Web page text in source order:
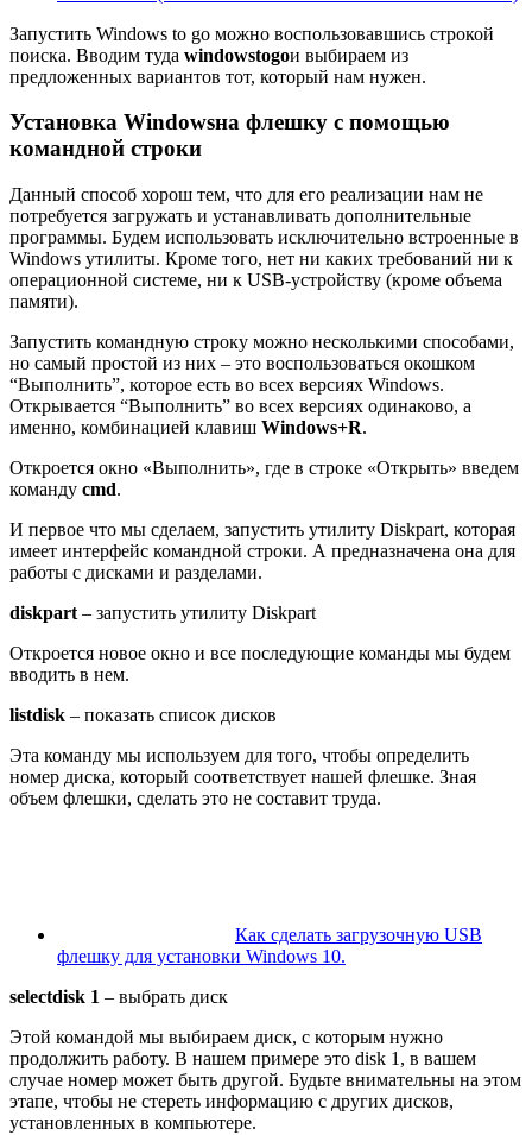
Запустить Windows to go можно воспользовавшись строкой
поиска. Вводим туда windowstogoи выбираем из
предложенных вариантов тот, который нам нужен.
Установка Windowsна флешку с помощью
командной строки
Данный способ хорош тем, что для его реализации нам не
потребуется загружать и устанавливать дополнительные
программы. Будем использовать исключительно встроенные в
Windows утилиты. Кроме того, нет ни каких требований ни к
операционной системе, ни к USB-устройству (кроме объема
памяти).
Запустить командную строку можно несколькими способами,
но самый простой из них – это воспользоваться окошком
“Выполнить”, которое есть во всех версиях Windows.
Открывается “Выполнить” во всех версиях одинаково, а
именно, комбинацией клавиш Windows+R.
Откроется окно «Выполнить», где в строке «Открыть» введем
команду cmd.
И первое что мы сделаем, запустить утилиту Diskpart, которая
имеет интерфейс командной строки. А предназначена она для
работы с дисками и разделами.
diskpart – запустить утилиту Diskpart
Откроется новое окно и все последующие команды мы будем
вводить в нем.
listdisk – показать список дисков
Эта команду мы используем для того, чтобы определить
номер диска, который соответствует нашей флешке. Зная
объем флешки, сделать это не составит труда.
Как сделать загрузочную USB
флешку для установки Windows 10.
selectdisk 1 – выбрать диск
Этой командой мы выбираем диск, с которым нужно
продолжить работу. В нашем примере это disk 1, в вашем
случае номер может быть другой. Будьте внимательны на этом
этапе, чтобы не стереть информацию с других дисков,
установленных в компьютере.